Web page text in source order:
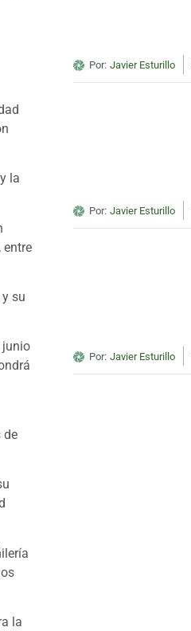
la
entre
su
junio
de
la
Por: Javier Esturillo
Por: Javier Esturillo
Por: Javier Esturillo